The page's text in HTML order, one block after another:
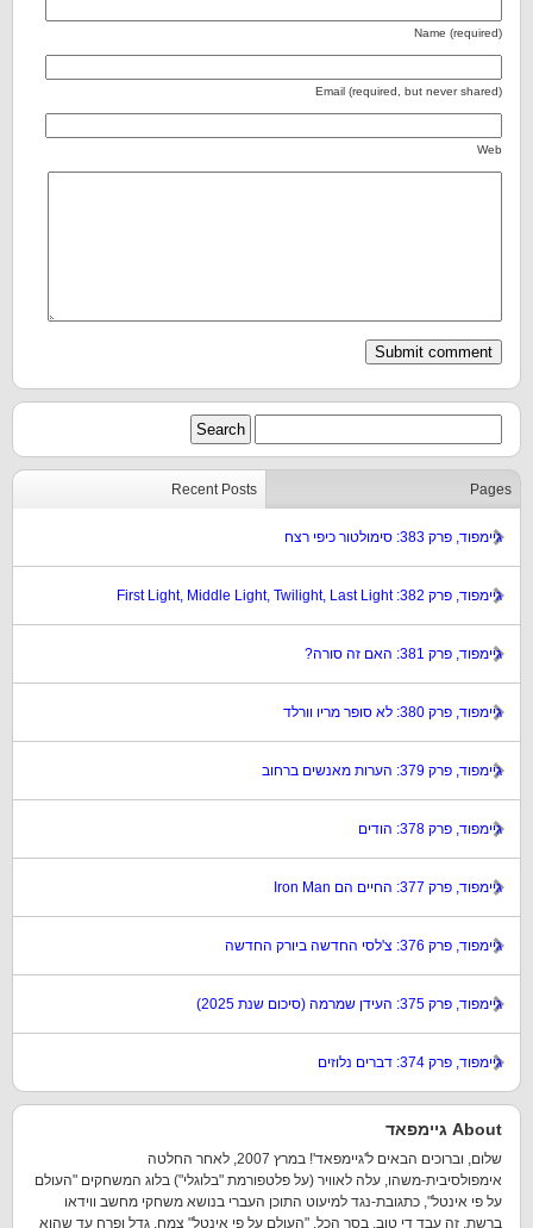
Name (required)
Email (required, but never shared)
Web
Recent Posts Pages
גיימפוד, פרק 383: סימולטור כיפי רצח
גיימפוד, פרק 382: First Light, Middle Light, Twilight, Last Light
גיימפוד, פרק 381: האם זה סורה?
גיימפוד, פרק 380: לא סופר מריו וורלד
גיימפוד, פרק 379: הערות מאנשים ברחוב
גיימפוד, פרק 378: הודים
גיימפוד, פרק 377: החיים הם Iron Man
גיימפוד, פרק 376: צ'לסי החדשה ביורק החדשה
גיימפוד, פרק 375: העידן שמרמה (סיכום שנת 2025)
גיימפוד, פרק 374: דברים נלוזים
About גיימפאד
שלום, וברוכים הבאים ל'גיימפאד'! במרץ 2007, לאחר החלטה
אימפולסיבית-משהו, עלה לאוויר (על פלטפורמת "בלוגלי") בלוג המשחקים "העולם
על פי אינטל", כתגובת-נגד למיעוט התוכן העברי בנושא משחקי מחשב ווידאו
ברשת. זה עבד די טוב, בסך הכל. "העולם על פי אינטל" צמח, גדל ופרח עד שהוא